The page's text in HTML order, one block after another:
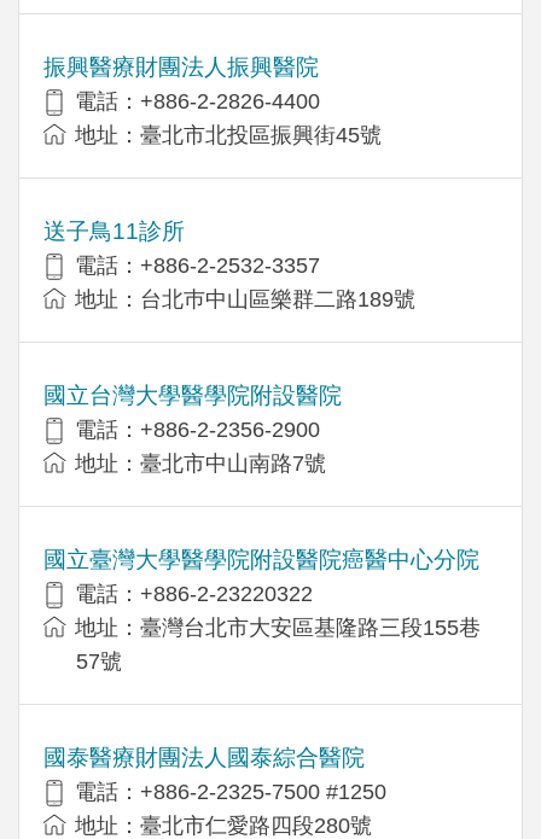
振興醫療財團法人振興醫院
電話：+886-2-2826-4400
地址：臺北市北投區振興街45號
送子鳥11診所
電話：+886-2-2532-3357
地址：台北巿中山區樂群二路189號
國立台灣大學醫學院附設醫院
電話：+886-2-2356-2900
地址：臺北市中山南路7號
國立臺灣大學醫學院附設醫院癌醫中心分院
電話：+886-2-23220322
地址：臺灣台北市大安區基隆路三段155巷
57號
國泰醫療財團法人國泰綜合醫院
電話：+886-2-2325-7500 #1250
地址：臺北市仁愛路四段280號